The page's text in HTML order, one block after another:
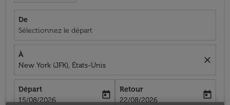
De
Sélectionnez le départ
À
New York (JFK), États-Unis
close
Départ
fc-booking-departure-date-aria-label
15/08/2026
today
Retour
fc-booking-return-date-aria-label
22/08/2026
today